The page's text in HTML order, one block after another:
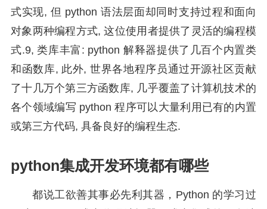
式实现, 但 python 语法层面却同时支持过程和面向
对象两种编程方式, 这位使用者提供了灵活的编程模
式.9, 类库丰富: python 解释器提供了几百个内置类
和函数库, 此外, 世界各地程序员通过开源社区贡献
了十几万个第三方函数库, 几乎覆盖了计算机技术的
各个领域编写 python 程序可以大量利用已有的内置
或第三方代码, 具备良好的编程生态.
python集成开发环境都有哪些
都说工欲善其事必先利其器，Python 的学习过